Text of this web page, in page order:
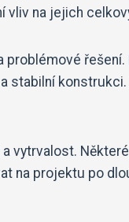
vliv na jejich
stabilní
vytrvalost.
na projektu po